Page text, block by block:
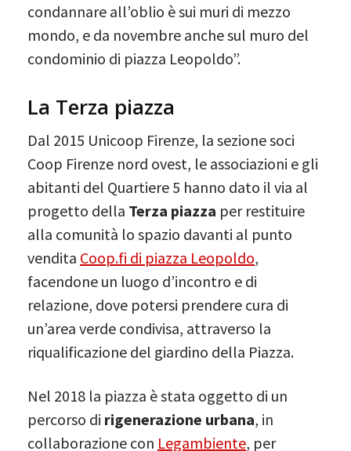
condannare all’oblio è sui muri di mezzo
mondo, e da novembre anche sul muro del
condominio di piazza Leopoldo”.
La Terza piazza
Dal 2015 Unicoop Firenze, la sezione soci
Coop Firenze nord ovest, le associazioni e gli
abitanti del Quartiere 5 hanno dato il via al
progetto della Terza piazza per restituire
alla comunità lo spazio davanti al punto
vendita Coop.fi di piazza Leopoldo,
facendone un luogo d’incontro e di
relazione, dove potersi prendere cura di
un’area verde condivisa, attraverso la
riqualificazione del giardino della Piazza.
Nel 2018 la piazza è stata oggetto di un
percorso di rigenerazione urbana, in
collaborazione con Legambiente, per